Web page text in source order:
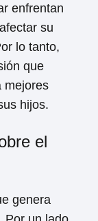
enfrentan
su
lo tanto,
que
mejores
hijos.
el
genera